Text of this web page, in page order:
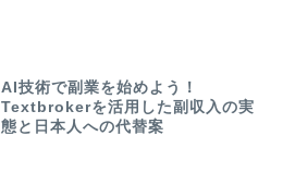
AI技術で副業を始めよう！
Textbrokerを活用した副収入の実
態と日本人への代替案